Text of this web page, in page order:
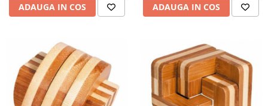
ADAUGA IN COS ADAUGA IN COS